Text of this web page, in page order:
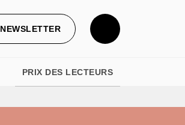
NEWSLETTER
PRIX DES LECTEURS